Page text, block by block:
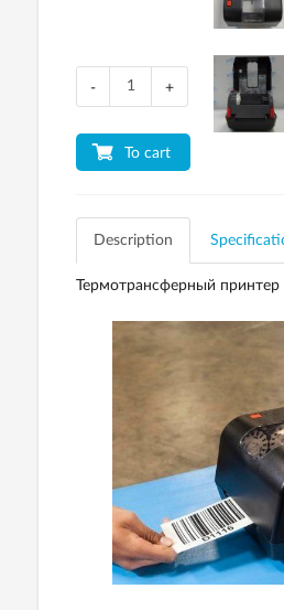
- +
To cart
Description
Термотрансферный